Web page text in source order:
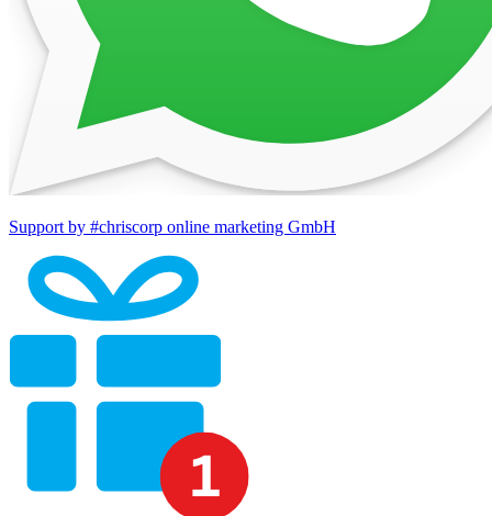
Support by #chriscorp online marketing GmbH